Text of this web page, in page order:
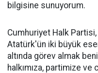
bilgisine sunuyorum.
Cumhuriyet Halk
Atatürk'ün iki büyük
altında görev almak
halkımıza, partimize